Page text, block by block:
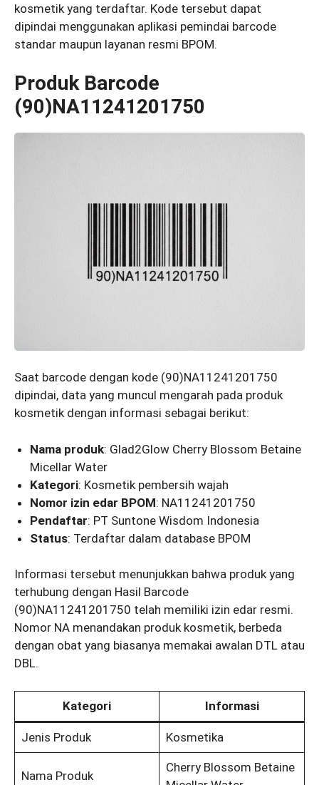
kosmetik yang terdaftar. Kode tersebut dapat
dipindai menggunakan aplikasi pemindai barcode
standar maupun layanan resmi BPOM.
Produk Barcode
(90)NA11241201750
Saat barcode dengan kode (90)NA11241201750
dipindai, data yang muncul mengarah pada produk
kosmetik dengan informasi sebagai berikut:
Nama produk: Glad2Glow Cherry Blossom Betaine
Micellar Water
Kategori: Kosmetik pembersih wajah
Nomor izin edar BPOM: NA11241201750
Pendaftar: PT Suntone Wisdom Indonesia
Status: Terdaftar dalam database BPOM
Informasi tersebut menunjukkan bahwa produk yang
terhubung dengan Hasil Barcode
(90)NA11241201750 telah memiliki izin edar resmi.
Nomor NA menandakan produk kosmetik, berbeda
dengan obat yang biasanya memakai awalan DTL atau
DBL.
Kategori Informasi
Jenis Produk Kosmetika
Nama Produk
Cherry Blossom Betaine